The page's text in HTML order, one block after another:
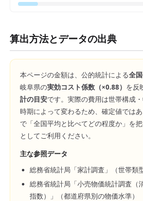
算出方法とデータの出典
本ページの金額は、公的統計による全
岐阜県の実効コスト係数（×0.88） を反
計の目安です。実際の費用は世帯構成
時期によって変わるため、確定値では
で「全国平均と比べてどの程度か」を
としてご利用ください。
主な参照データ
総務省統計局「家計調査」（世帯類
総務省統計局「小売物価統計調査（
指数）」（都道府県別の物価水準）